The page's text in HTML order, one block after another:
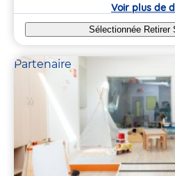
Voir plus de
Sélectionnée Retirer
Partenaire